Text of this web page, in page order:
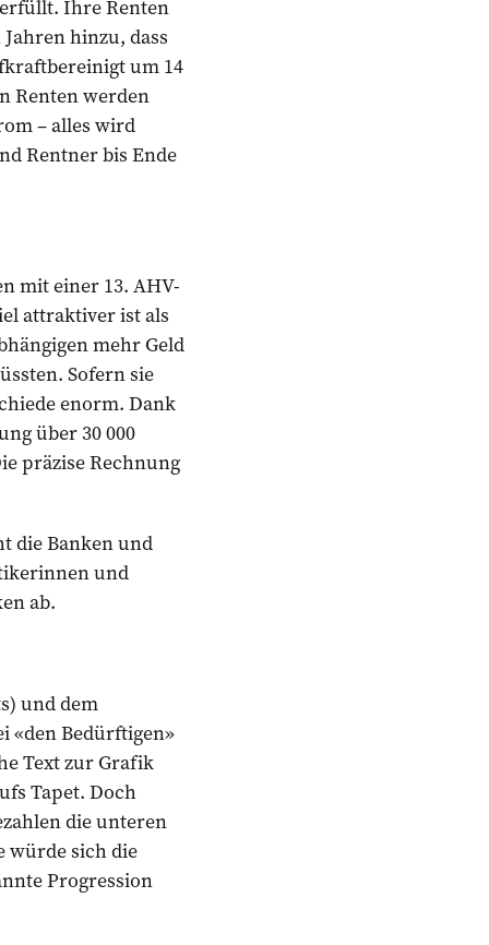
Ihre Renten
hinzu, dass
um 14
Renten werden
– alles wird
Rentner bis Ende
mit einer 13. AHV-
attraktiver ist als
mehr Geld
Sofern sie
enorm. Dank
über 30 000
präzise Rechnung
die Banken und
und
ab.
und dem
«den Bedürftigen»
Text zur Grafik
Tapet. Doch
die unteren
würde sich die
Progression